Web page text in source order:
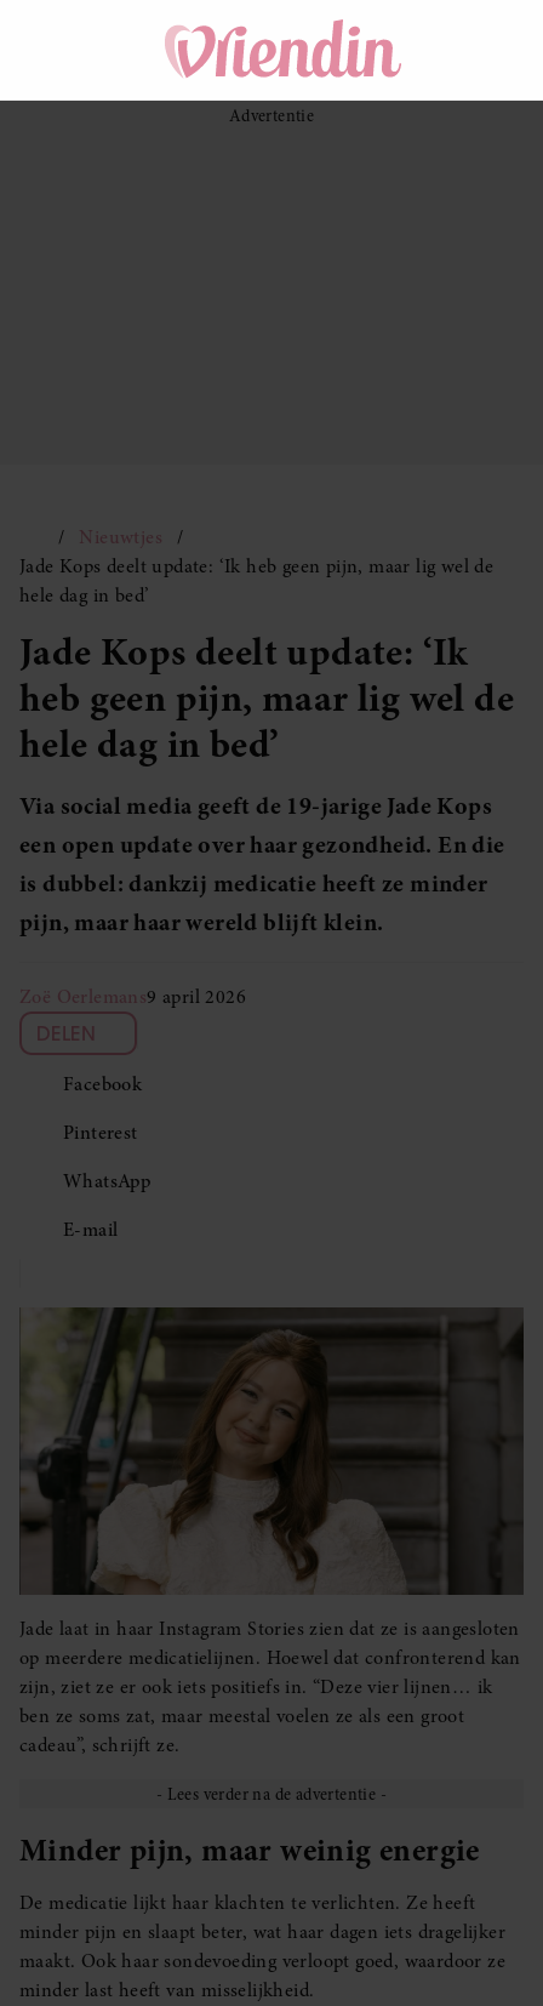
Nieuwtjes
Jade Kops deelt update: ‘Ik heb geen pijn, maar lig wel de
hele dag in bed’
Jade Kops deelt update: ‘Ik
heb geen pijn, maar lig wel de
hele dag in bed’
Via social media geeft de 19-jarige Jade Kops
een open update over haar gezondheid. En die
is dubbel: dankzij medicatie heeft ze minder
pijn, maar haar wereld blijft klein.
Zoë Oerlemans9 april 2026
DELEN
Facebook
Pinterest
WhatsApp
E-mail
Jade laat in haar Instagram Stories zien dat ze is aangesloten
op meerdere medicatielijnen. Hoewel dat confronterend kan
zijn, ziet ze er ook iets positiefs in. “Deze vier lijnen… ik
ben ze soms zat, maar meestal voelen ze als een groot
cadeau”, schrijft ze.
Minder pijn, maar weinig energie
De medicatie lijkt haar klachten te verlichten. Ze heeft
minder pijn en slaapt beter, wat haar dagen iets dragelijker
maakt. Ook haar sondevoeding verloopt goed, waardoor ze
minder last heeft van misselijkheid.